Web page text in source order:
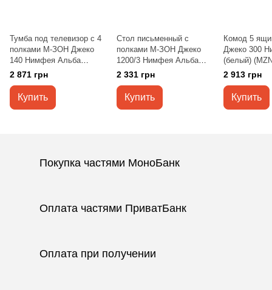
Тумба под телевизор с 4
полками М-ЗОН Джеко
140 Нимфея Альба
(белый) (MZN-031034)
2 871 грн
Купить
Cтол письменный с
полками М-ЗОН Джеко
1200/3 Нимфея Альба
(белый) (MZN-031022)
2 331 грн
Купить
Комод 5
Джеко 300
(белый)
2 913 грн
Купить
Покупка частями МоноБанк
Оплата частями ПриватБанк
Оплата при получении